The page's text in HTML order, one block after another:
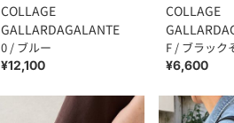
COLLAGE
GALLARDAGALANTE
0 / ブルー
¥12,100
COLLAGE
F / ブラック
¥6,600